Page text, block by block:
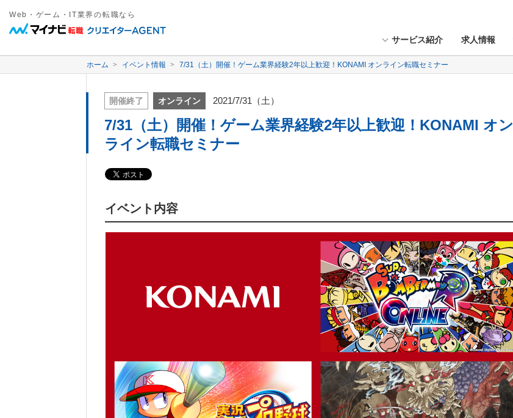
Web・ゲーム・IT業界の転職なら
サービス紹介 求人情報
ホーム イベント情報 7/31（土）開催！ゲーム業界経験2年以上歓迎！KONAMI オンライン転職セミナー
開催終了 オンライン 2021/7/31（土）
7/31（土）開催！ゲーム業界経験2年以上歓迎！KONAMI オン
ライン転職セミナー
イベント内容